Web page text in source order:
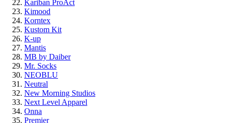
Kariban ProAct
Kimood
Korntex
Kustom Kit
K-up
Mantis
MB by Daiber
Mr. Socks
NEOBLU
Neutral
New Morning Studios
Next Level Apparel
Onna
Premier